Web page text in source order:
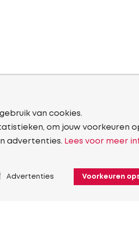
van cookies.
om jouw voorkeuren
advertenties. Lees voor meer
Advertenties Voorkeuren